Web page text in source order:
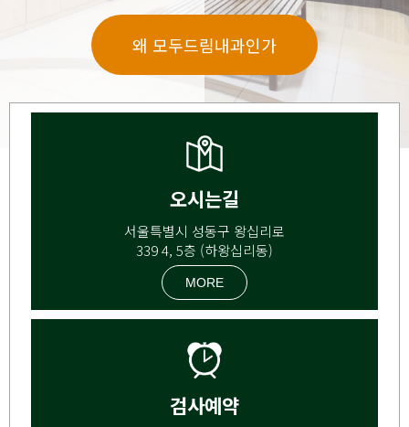
왜 모두드림내과인가
오시는길
서울특별시 성동구 왕십리로
339 4, 5층 (하왕십리동)
MORE
검사예약